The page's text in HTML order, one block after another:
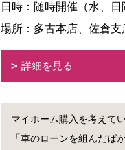
日時：随時開催（水、日
場所：多古本店、佐倉支
詳細を見る
マイホーム購入を考えて
「車のローンを組んだば